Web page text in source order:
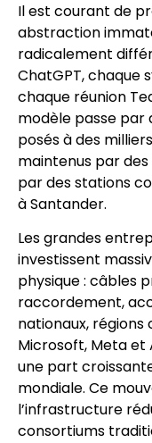
Il est courant de
abstraction
radicalement
ChatGPT, chaque
chaque réunion
modèle passe par
posés à des
maintenus par
par des stations
à Santander.
Les grandes
investissent
physique : câbles
raccordement,
nationaux, régions
Microsoft, Meta
une part
mondiale. Ce
l’infrastructure
consortiums